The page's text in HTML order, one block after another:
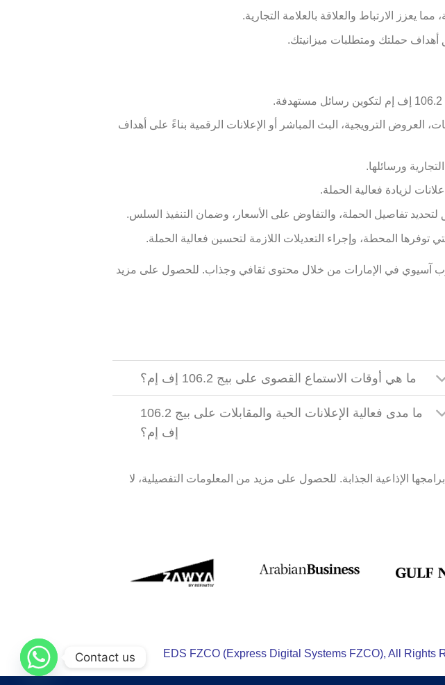
يعزز الارتباط والعلاقة بالعلامة التجارية.
أهداف حملتك ومتطلبات ميزانيتك.
العروض الترويجية، البث المباشر أو الإعلانات الرقمية بناءً على أهداف
ورسائلها.
لزيادة فعالية الحملة.
تفاصيل الحملة، والتفاوض على الأسعار، وضمان التنفيذ السلس.
توفرها المحطة، وإجراء التعديلات اللازمة لتحسين فعالية الحملة.
الجنوب آسيوي في الإمارات من خلال محتوى ثقافي وجذاب. للحصول على مزيد
ما هي أوقات الاستماع القصوى على بيج 106.2 إف إم؟
ما مدى فعالية الإعلانات الحية والمقابلات على بيج 106.2
إف إم؟
الإذاعية الجذابة. للحصول على مزيد من المعلومات التفصيلية، لا
Contact us